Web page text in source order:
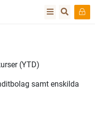
(YTD)
samt enskilda